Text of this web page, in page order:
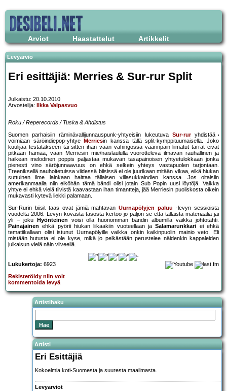
Arviot Haastattelut Artikkelit
Levyarvio
Eri esittäjiä: Merries & Sur-rur Split
Julkaistu: 20.10.2010
Arvostelija:
Ilkka Valpasvuo
Roku / Reperecords / Tuska & Ahdistus
Suomen parhaisiin räminävallijunnauspunk-yhtyeisiin lukeutuva Sur-ruryhdistää
voimiaan säröindiepop-yhtye
Merriesin kanssa tällä split-kymppituumaisella. Joko
kuulijaa testatakseen tai sitten ihan vaan vahingossa väärinpäin liimatut tarrat eivät
pitkään hämää, vaan Merriesin mie/naislaululla vuorotteleva ilmavan rauhallinen ja
haikean melodinen poppis paljastaa mukavan tasapainoisen yhtyetulokkaan jonka
pienesti vino säröjunnaavuus on ehkä selkein yhteys vastapuolen tarjontaan.
Treeniksellä nauhoitetuissa viidessä biisissä ei ole juurikaan mitään vikaa, eikä hiukan
suttuinen ilme lainkaan haittaa tällaisen villasukkaindien kanssa. Jos oltaisiin
amerikanmaalla niin eiköhän tämä bändi olisi jotain Sub Popin uusi löytöjä. Vaikka
yhtye ei ehkä vielä tiivistä kaavastaan ihan timantteja, jää Merriesin puoliskosta oikein
mukavasti kytevä liekki palamaan.
Sur-Rurin biisit taas ovat jämiä mahtavanUurnapölyjen paluu -levyn sessioista
vuodelta 2006. Levyn kovasta tasosta kertoo jo paljon se että tällaista materiaalia jäi
yli – joku
Hyönteinen voisi olla huonomman bändin albumilla vaikka johtotähti.
Painajainen ehkä pyörii hiukan liikaakiin vuoteellaan jaSalamarunkkari ei ehkä
tematiikallaan olisi istunut Uurnapölyille vaikka onkin kaikinpuolin mainio veto. Eli
mistään hutusta ei ole kyse, mikä jo pelkästään perustelee näidenkin kappaleiden
julkaisun vielä näin viiveellä.
Lukukertoja: 6923
Rekisteröidy niin voit
kommentoida levyä
Artistihaku
Artisti
Eri Esittäjiä
Kokoelmia koti-Suomesta ja suuresta maailmasta.
Levyarviot